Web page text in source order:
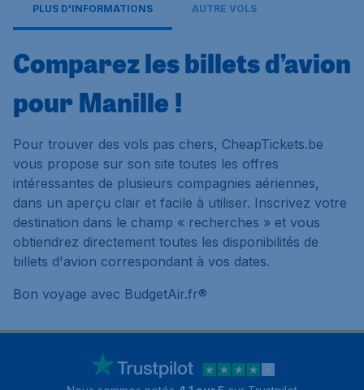
PLUS D'INFORMATIONS AUTRE VOLS
Comparez les billets d’avion
pour Manille !
Pour trouver des vols pas chers, CheapTickets.be
vous propose sur son site toutes les offres
intéressantes de plusieurs compagnies aériennes,
dans un aperçu clair et facile à utiliser. Inscrivez votre
destination dans le champ « recherches » et vous
obtiendrez directement toutes les disponibilités de
billets d'avion correspondant à vos dates.
Bon voyage avec BudgetAir.fr®